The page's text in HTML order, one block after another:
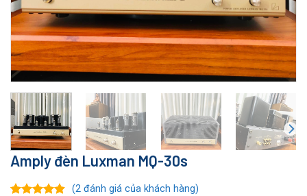
Amply đèn Luxman MQ-30s
(2 đánh giá của khách hàng)